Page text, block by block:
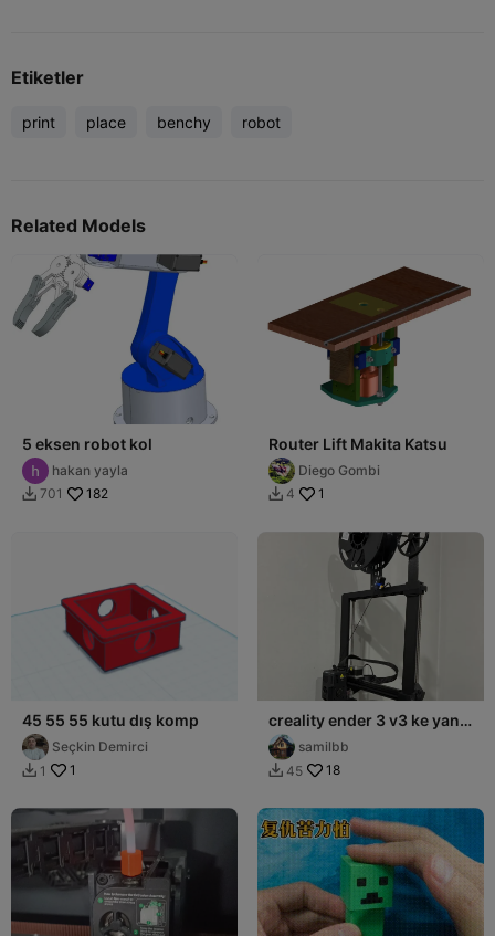
Etiketler
print place benchy robot
Related Models
5 eksen robot kol
hakan yayla
 701 182
Router Lift Makita Katsu
Diego Gombi
 4 1
45 55 55 kutu dış komp
Seçkin Demirci
 1 1
creality ender 3 v3 ke yan
flement desteği ve makara
samilbb
 45 18